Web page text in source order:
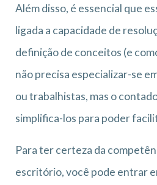
Além disso, é essencial que
ligada a capacidade de
definição de conceitos (e
não precisa especializar-se
ou trabalhistas, mas o
simplifica-los para poder
Para ter certeza da
escritório, você pode entrar